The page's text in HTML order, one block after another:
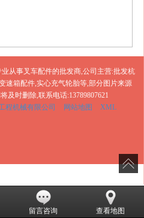
从事叉车配件的批发商,公司主营:批发杭
速箱配件,实心充气轮胎等,部分图片来源
及时删除,联系电话:13789807621
程机械有限公司 网站地图 XML
留言咨询 查看地图